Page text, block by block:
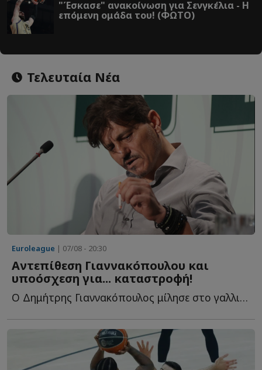
"Έσκασε" ανακοίνωση για Σενγκέλια - Η
επόμενη ομάδα του! (ΦΩΤΟ)
Τελευταία Νέα
Euroleague | 07/08 - 20:30
Αντεπίθεση Γιαννακόπουλου και
υποόσχεση για... καταστροφή!
Ο Δημήτρης Γιαννακόπουλος μίλησε στο γαλλικό κανάλι Eu...